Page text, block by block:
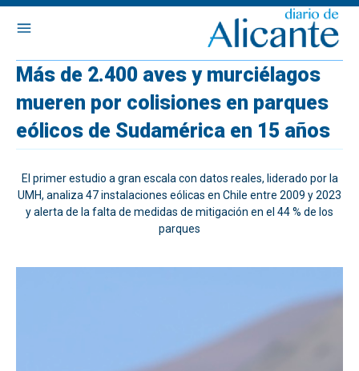
Más de 2.400 aves y murciélagos
mueren por colisiones en parques
eólicos de Sudamérica en 15 años
El primer estudio a gran escala con datos reales, liderado por la
UMH, analiza 47 instalaciones eólicas en Chile entre 2009 y 2023
y alerta de la falta de medidas de mitigación en el 44 % de los
parques